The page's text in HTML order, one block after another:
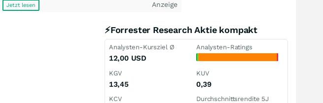
Jetzt lesen Anzeige
⚡Forrester Research Aktie kompakt
Analysten-Kursziel Ø
12,00 USD
Analysten-Ratings
KGV
13,45
KUV
0,39
KCV Durchschnittsrendite 5J